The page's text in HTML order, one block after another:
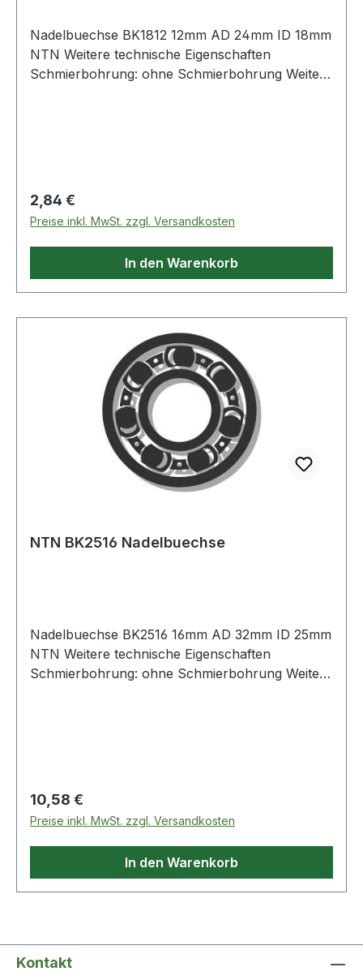
Nadelbuechse BK1812 12mm AD 24mm ID 18mm
NTN Weitere technische Eigenschaften
Schmierbohrung: ohne Schmierbohrung Weitere
Regulärer Preis:
2,84 €
Preise inkl. MwSt. zzgl. Versandkosten
In den Warenkorb
NTN BK2516 Nadelbuechse
Nadelbuechse BK2516 16mm AD 32mm ID 25mm
NTN Weitere technische Eigenschaften
Schmierbohrung: ohne Schmierbohrung Weitere
Regulärer Preis:
10,58 €
Preise inkl. MwSt. zzgl. Versandkosten
In den Warenkorb
Kontakt